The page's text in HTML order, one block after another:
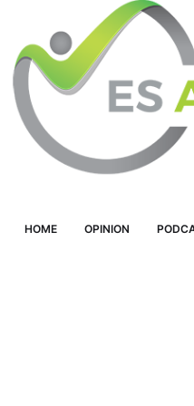
HOME OPINION